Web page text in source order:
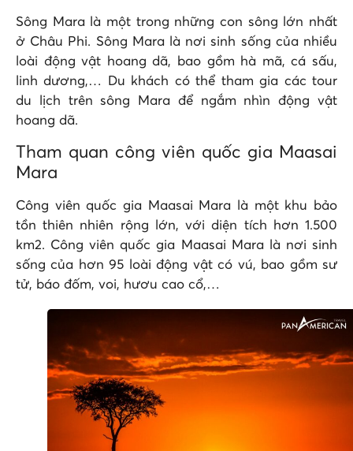
Sông Mara là một trong những con sông lớn nhất
ở Châu Phi. Sông Mara là nơi sinh sống của nhiều
loài động vật hoang dã, bao gồm hà mã, cá sấu,
linh dương,… Du khách có thể tham gia các tour
du lịch trên sông Mara để ngắm nhìn động vật
hoang dã.
Tham quan công viên quốc gia Maasai
Mara
Công viên quốc gia Maasai Mara là một khu bảo
tồn thiên nhiên rộng lớn, với diện tích hơn 1.500
km2. Công viên quốc gia Maasai Mara là nơi sinh
sống của hơn 95 loài động vật có vú, bao gồm sư
tử, báo đốm, voi, hươu cao cổ,…